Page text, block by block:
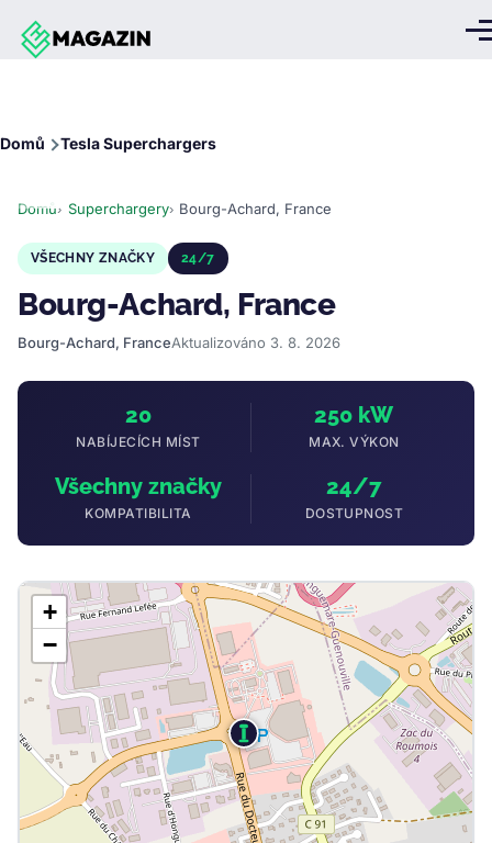
Přejít k hlavnímu obsahu
Domů Tesla Superchargers
Domů Superchargery Bourg-Achard, France
VŠECHNY ZNAČKY 24/7
Bourg-Achard, France
Bourg-Achard, FranceAktualizováno 3. 8. 2026
20
NABÍJECÍCH MÍST
250 kW
MAX. VÝKON
Všechny značky
KOMPATIBILITA
24/7
DOSTUPNOST
+
−